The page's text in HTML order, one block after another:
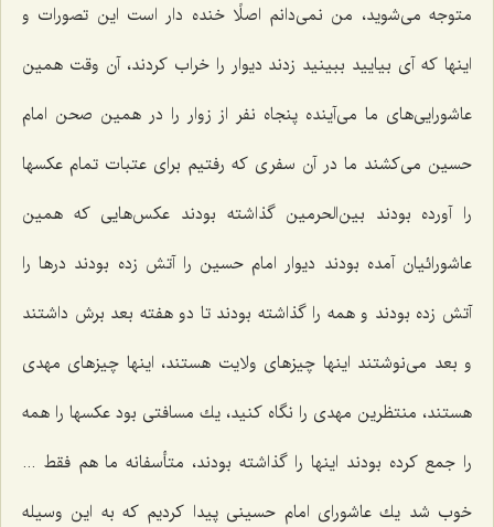
متوجه می‌شوید، من نمی‌دانم اصلًا خنده دار است این تصورات و
اینها كه آی بیایید ببینید زدند دیوار را خراب كردند، آن وقت همین
عاشورایی‌های ما می‌آینده پنجاه نفر از زوار را در همین صحن امام
حسین می‌كشند ما در آن سفری كه رفتیم برای عتبات تمام عكسها
را آورده بودند بین‌الحرمین گذاشته بودند عكس‌هایی كه همین
عاشورائیان آمده بودند دیوار امام حسین را آتش زده بودند درها را
آتش زده بودند و همه را گذاشته بودند تا دو هفته بعد برش داشتند
و بعد می‌نوشتند اینها چیزهای ولایت هستند، اینها چیزهای مهدی
هستند، منتظرین مهدی را نگاه كنید، یك مسافتی بود عكسها را همه
را جمع كرده بودند اینها را گذاشته بودند، متأسفانه ما هم فقط ...
خوب شد یك عاشورای امام حسینی پیدا كردیم كه به این وسیله